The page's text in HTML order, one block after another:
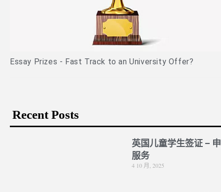
Essay Prizes - Fast Track to an University Offer?
Recent Posts
英国儿童学生签证 –
服务
4 10 月, 2025